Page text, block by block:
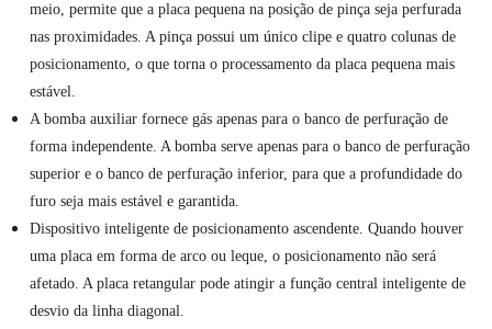
meio, permite que a placa pequena na posição de pinça seja perfurada
nas proximidades. A pinça possui um único clipe e quatro colunas de
posicionamento, o que torna o processamento da placa pequena mais
estável.
A bomba auxiliar fornece gás apenas para o banco de perfuração de
forma independente. A bomba serve apenas para o banco de perfuração
superior e o banco de perfuração inferior, para que a profundidade do
furo seja mais estável e garantida.
Dispositivo inteligente de posicionamento ascendente. Quando houver
uma placa em forma de arco ou leque, o posicionamento não será
afetado. A placa retangular pode atingir a função central inteligente de
desvio da linha diagonal.